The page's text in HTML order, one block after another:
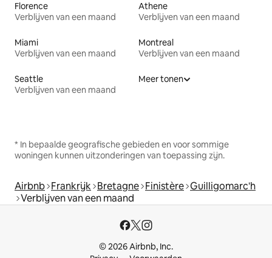
Florence
Verblijven van een maand
Athene
Verblijven van een maand
Miami
Verblijven van een maand
Montreal
Verblijven van een maand
Seattle
Verblijven van een maand
Meer tonen
* In bepaalde geografische gebieden en voor sommige
woningen kunnen uitzonderingen van toepassing zijn.
Airbnb Frankrijk Bretagne Finistère Guilligomarc'h
Verblijven van een maand
© 2026 Airbnb, Inc.